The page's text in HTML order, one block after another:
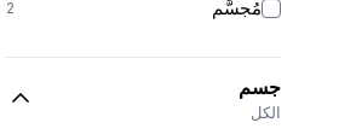
مُجسَّم 2
جسم
الكل